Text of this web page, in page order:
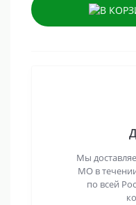
Мы
МО в
по всей